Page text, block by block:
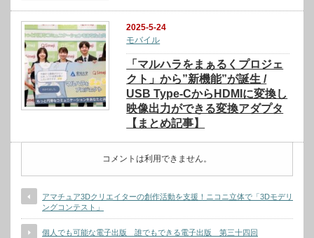
2025-5-24
モバイル
「マルハラをまぁるくプロジェ
クト」から”新機能”が誕生 /
USB Type-CからHDMIに変換し
映像出力ができる変換アダプタ
【まとめ記事】
コメントは利用できません。
アマチュア3Dクリエイターの創作活動を支援！ニコニ立体で「3Dモデリ
ングコンテスト」
個人でも可能な電子出版 誰でもできる電子出版 第三十四回